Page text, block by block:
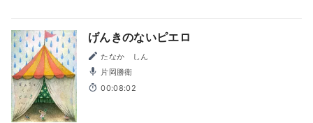
げんきのないピエロ
たなか しん
片岡勝衛
00:08:02